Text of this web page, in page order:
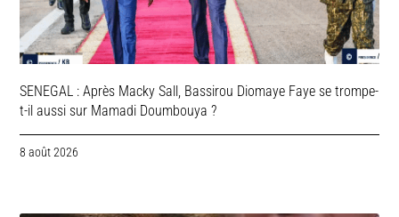
SENEGAL : Après Macky Sall, Bassirou Diomaye Faye se trompe-
t-il aussi sur Mamadi Doumbouya ?
8 août 2026